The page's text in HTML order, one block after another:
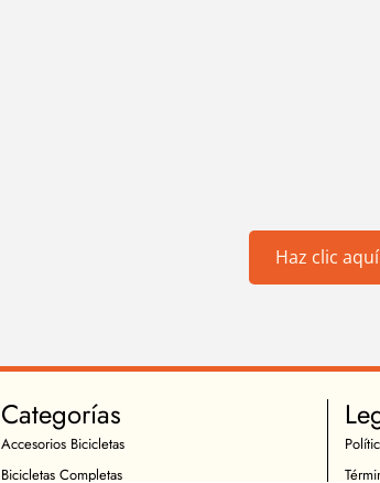
Haz clic aquí
Categorías
Accesorios Bicicletas
Bicicletas Completas